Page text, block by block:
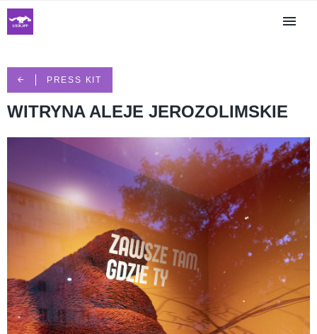
PRESS KIT
WITRYNA ALEJE JEROZOLIMSKIE